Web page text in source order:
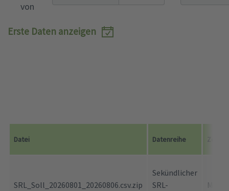
von
Erste Daten anzeigen
Datei Datenreihe
SRL_Soll_20260801_20260806.csv.zip
Sekündlicher
SRL-